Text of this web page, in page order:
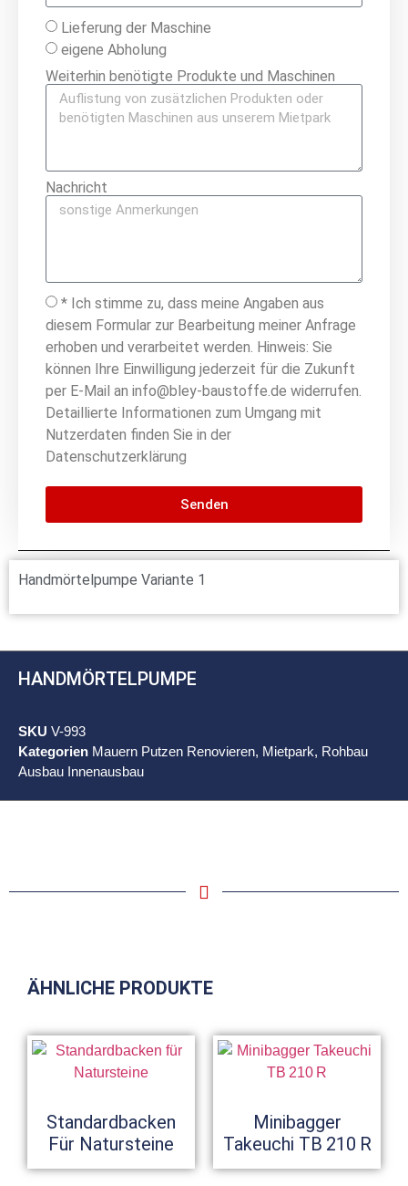
Lieferung der Maschine
eigene Abholung
Weiterhin benötigte Produkte und Maschinen
Nachricht
* Ich stimme zu, dass meine Angaben aus
diesem Formular zur Bearbeitung meiner Anfrage
erhoben und verarbeitet werden. Hinweis: Sie
können Ihre Einwilligung jederzeit für die Zukunft
per E-Mail an info@bley-baustoffe.de widerrufen.
Detaillierte Informationen zum Umgang mit
Nutzerdaten finden Sie in der
Datenschutzerklärung
Senden
Handmörtelpumpe Variante 1
HANDMÖRTELPUMPE
SKU V-993
Kategorien Mauern Putzen Renovieren, Mietpark, Rohbau
Ausbau Innenausbau
ÄHNLICHE PRODUKTE
Standardbacken
Für Natursteine
Minibagger
Takeuchi TB 210 R